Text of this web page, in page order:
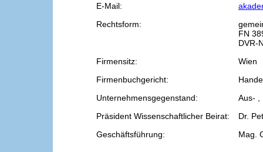
E-Mail:
Rechtsform:
FN
DVR-
Firmensitz:
Wien
Firmenbuchgericht:
Unternehmensgegenstand:
Aus- ,
Präsident Wissenschaftlicher Beirat:
Dr.
Geschäftsführung:
Mag.